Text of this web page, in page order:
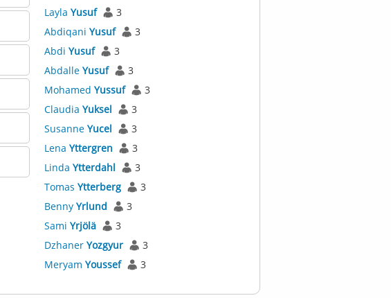
Layla Yusuf
3
Abdiqani Yusuf
3
Abdi Yusuf
3
Abdalle Yusuf
3
Mohamed Yussuf
3
Claudia Yuksel
3
Susanne Yucel
3
Lena Yttergren
3
Linda Ytterdahl
3
Tomas Ytterberg
3
Benny Yrlund
3
Sami Yrjölä
3
Dzhaner Yozgyur
3
Meryam Youssef 3